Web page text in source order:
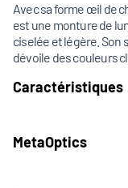
Avec sa forme œil de
est une monture de
ciselée et légère. Son
dévoile des couleurs
Caractéristiques
MetaOptics